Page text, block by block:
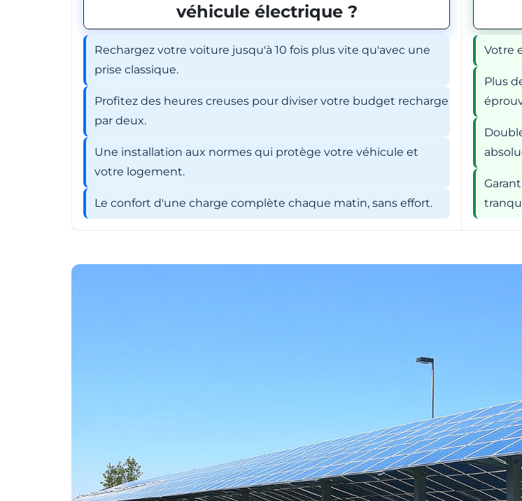
véhicule électrique ?
Rechargez votre voiture jusqu'à 10 fois plus vite qu'avec une
prise classique.
Profitez des heures creuses pour diviser votre budget recharge
par deux.
Une installation aux normes qui protège votre véhicule et
votre logement.
Le confort d'une charge complète chaque matin, sans effort.
Votre
Plus